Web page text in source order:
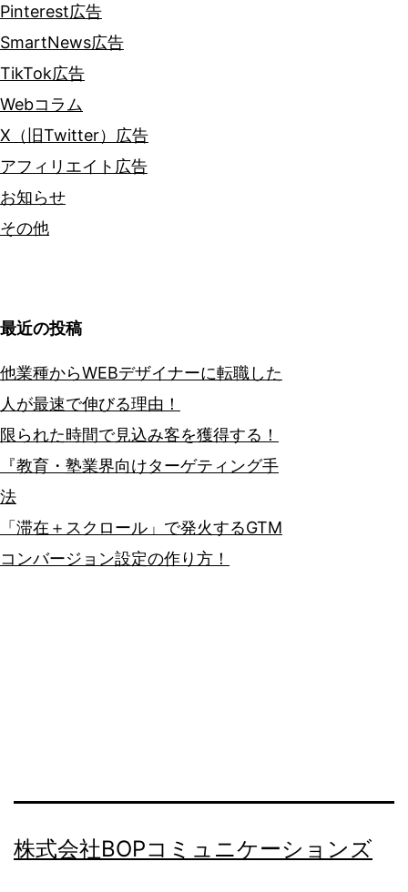
Pinterest広告
SmartNews広告
TikTok広告
Webコラム
X（旧Twitter）広告
アフィリエイト広告
お知らせ
その他
最近の投稿
他業種からWEBデザイナーに転職した
人が最速で伸びる理由！
限られた時間で見込み客を獲得する！
『教育・塾業界向けターゲティング手
法
「滞在＋スクロール」で発火するGTM
コンバージョン設定の作り方！
株式会社BOPコミュニケーションズ